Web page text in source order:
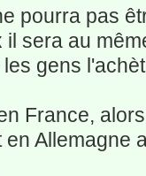
pourra pas
sera au
gens
France,
Allemagne